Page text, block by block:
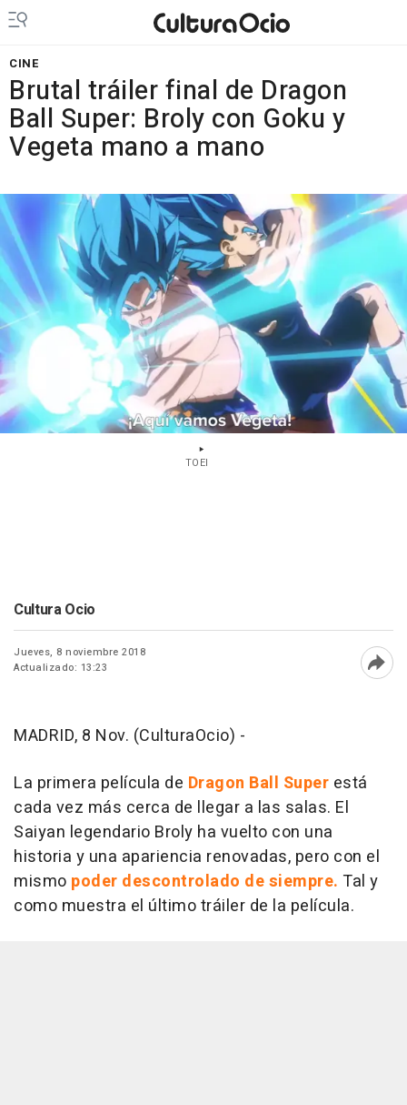
CINE
Brutal tráiler final de Dragon
Ball Super: Broly con Goku y
Vegeta mano a mano
TOEI
Cultura Ocio
Jueves, 8 noviembre 2018
Actualizado: 13:23
MADRID, 8 Nov. (CulturaOcio) -
La primera película de Dragon Ball Super está
cada vez más cerca de llegar a las salas. El
Saiyan legendario Broly ha vuelto con una
historia y una apariencia renovadas, pero con el
mismo poder descontrolado de siempre. Tal y
como muestra el último tráiler de la película.